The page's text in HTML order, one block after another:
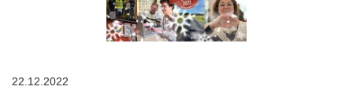
22.12.2022